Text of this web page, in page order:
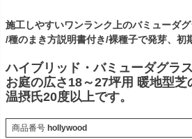
施工しやすいワンランク上のバミューダグ
/種のまき方説明書付き/裸種子で発芽、初
ハイブリッド・バミューダグラ
お庭の広さ18～27坪用 暖地型芝
温摂氏20度以上です。
商品番号 hollywood